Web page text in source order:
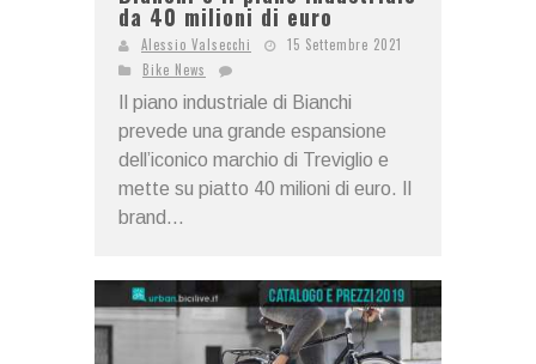
da 40 milioni di euro
Alessio Valsecchi
15 Settembre 2021
Bike News
Il piano industriale di Bianchi
prevede una grande espansione
dell’iconico marchio di Treviglio e
mette su piatto 40 milioni di euro. Il
brand...